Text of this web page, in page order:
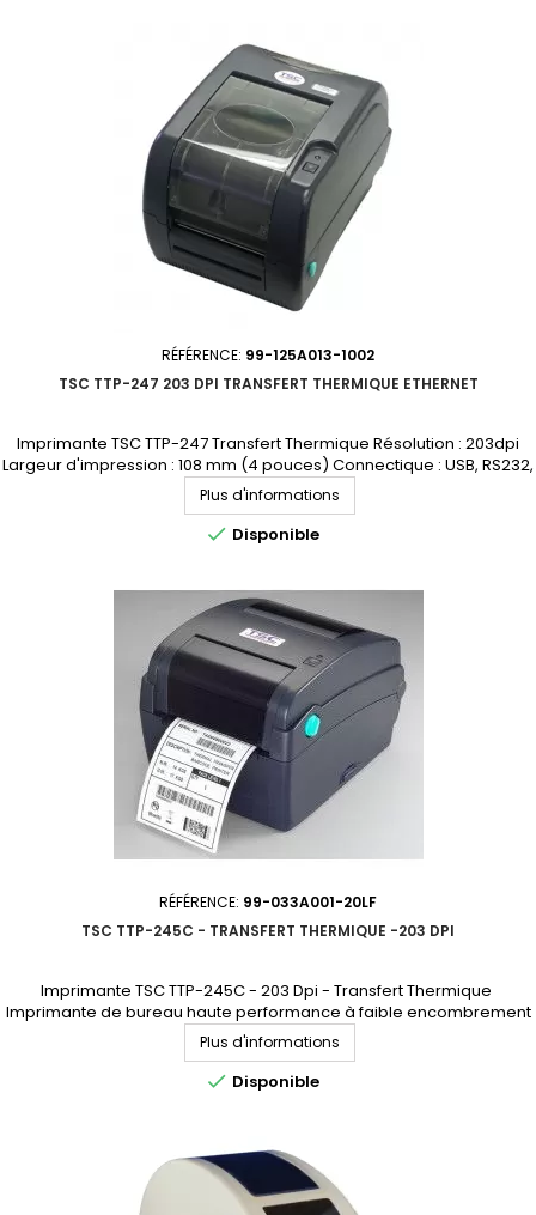
RÉFÉRENCE: 99-125A013-1002
TSC TTP-247 203 DPI TRANSFERT THERMIQUE ETHERNET
Imprimante TSC TTP-247 Transfert Thermique Résolution : 203dpi
Largeur d'impression : 108 mm (4 pouces) Connectique : USB, RS232,
Parallèle, Ethernet Demandez votre devis personnalisé
Plus d'informations
 Disponible
RÉFÉRENCE: 99-033A001-20LF
TSC TTP-245C - TRANSFERT THERMIQUE -203 DPI
Imprimante TSC TTP-245C - 203 Dpi - Transfert Thermique
Imprimante de bureau haute performance à faible encombrement
CE PRODUIT N'EST PLUS COMMERCIALISÉ. NOUS SOMMES À VOTRE
DISPOSITION POUR VOUS PROPOSER UN MODÈLE DE REMPLACEMENT.
Plus d'informations
 Disponible